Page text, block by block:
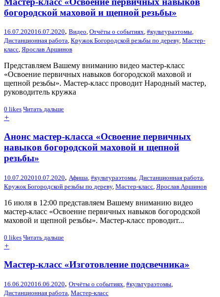
богородской маховой и щепной резьбы»
16.07.202016.07.2020, Видео, Отчёты о событиях, #культураэтомы,
Дистанционная работа, Кружок Богородской резьбы по дереву, Мастер-
класс, Ярослав Аршинов
Представляем Вашему вниманию видео мастер-класс
«Освоение первичных навыков богородской маховой и
щепной резьбы». Мастер-класс проводит Народный мастер,
руководитель кружка
0 likes Читать дальше
+
Анонс мастер-класса «Освоение первичных
навыков богородской маховой и щепной
резьбы»
10.07.202010.07.2020, Афиша #культураэтомы Дистанционная работа
Кружок Богородской резьбы по дереву, Мастер-класс Ярослав Аршинов
16 июля в 12:00 представляем Вашему вниманию видео
мастер-класс «Освоение первичных навыков богородской
маховой и щепной резьбы». Мастер-класс проводит...
0 likes Читать дальше
+
Мастер-класс «Изготовление подсвечника»
16.06.202016.06.2020, Отчёты о событиях, #культураэтомы,
Дистанционная работа, Мастер-класс